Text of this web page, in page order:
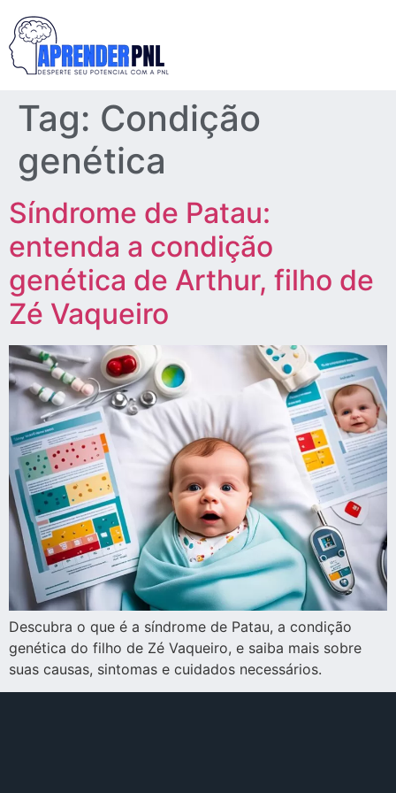
Tag: Condição
genética
Síndrome de Patau:
entenda a condição
genética de Arthur, filho de
Zé Vaqueiro
Descubra o que é a síndrome de Patau, a condição
genética do filho de Zé Vaqueiro, e saiba mais sobre
suas causas, sintomas e cuidados necessários.